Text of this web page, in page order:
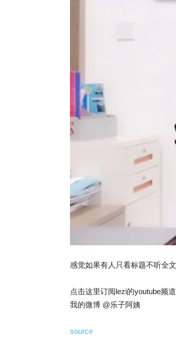
感觉如果有人只看标题不听全
点击这里订阅lezi的youtube频道
我的微博 @乐子阿姨
source